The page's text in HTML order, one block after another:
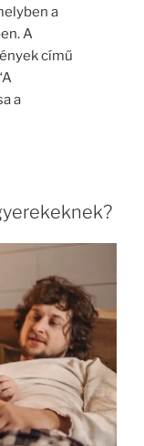
a
A
című
a